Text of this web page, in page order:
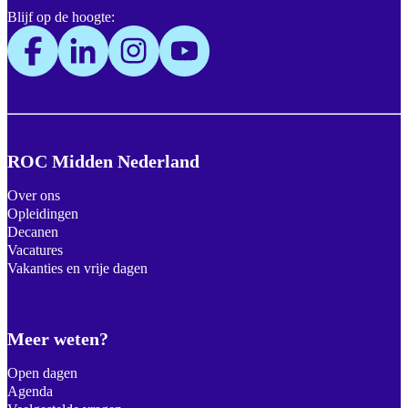
ROC Midden Nederland
Over ons
Opleidingen
Decanen
Vacatures
Vakanties en vrije dagen
Meer weten?
Open dagen
Agenda
Blijf op de hoogte: